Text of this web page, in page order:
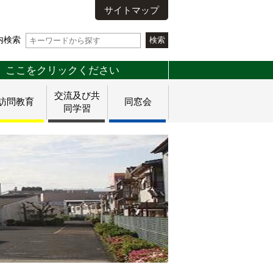
サイトマップ
検索
こをクリックください
問教育
交流及び共
同学習
同窓会